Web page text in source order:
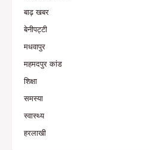
बाढ़ खबर
बेनीपट्टी
मधवापुर
महमदपुर कांड
शिक्षा
समस्या
स्वास्थ्य
हरलाखी